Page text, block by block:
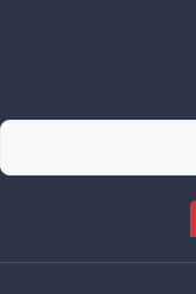
Rechercher